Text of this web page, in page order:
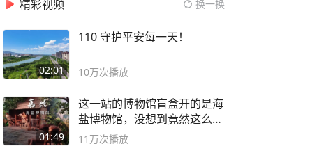
精彩视频 换一换
02:01
110 守护平安每一天！
10万次播放
01:49
这一站的博物馆盲盒开的是海
盐博物馆，没想到竟然这么好
逛！
11万次播放